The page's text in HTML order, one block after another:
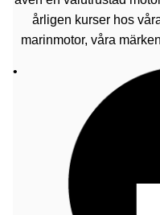
årligen kurser hos
marinmotor, våra